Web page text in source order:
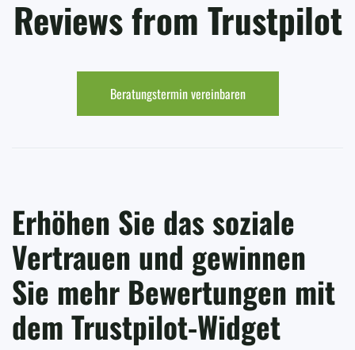
Reviews from Trustpilot
Beratungstermin vereinbaren
Erhöhen Sie das soziale
Vertrauen und gewinnen
Sie mehr Bewertungen mit
dem Trustpilot-Widget